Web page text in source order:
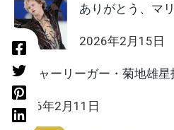
ありがとう、マ
2026年2月15日
メジャーリーガー・菊地雄
2026年2月11日